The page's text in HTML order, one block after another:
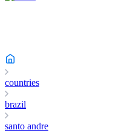
countries
brazil
santo andre